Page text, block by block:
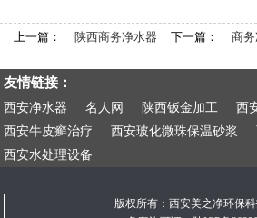
上一篇： 陕西商务净水器 下一篇： 商务
友情链接：
西安净水器 名人网 陕西钣金加工
西
西安牛皮癣治疗
西安玻化微珠保温砂浆
西安水处理设备
版权所有：西安美之净环保